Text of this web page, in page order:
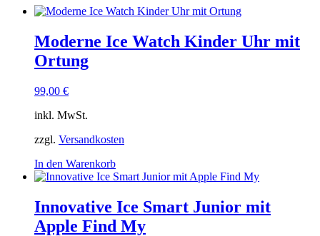
auf.
Optionen
können
Moderne Ice Watch Kinder Uhr mit
Ortung
99,00 €
inkl. MwSt.
zzgl. Versandkosten
In den Warenkorb
Innovative Ice Smart Junior mit
Apple Find My